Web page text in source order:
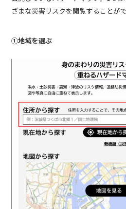
ざまな災害リスクを閲覧することがで
①地域を選ぶ